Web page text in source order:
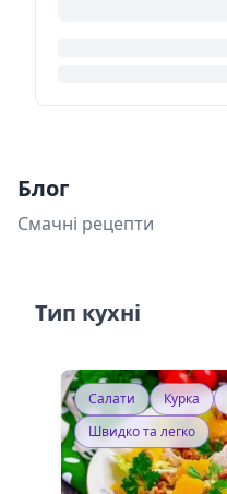
Блог
Смачні рецепти
Тип кухні
Салати Курка
Швидко та легко